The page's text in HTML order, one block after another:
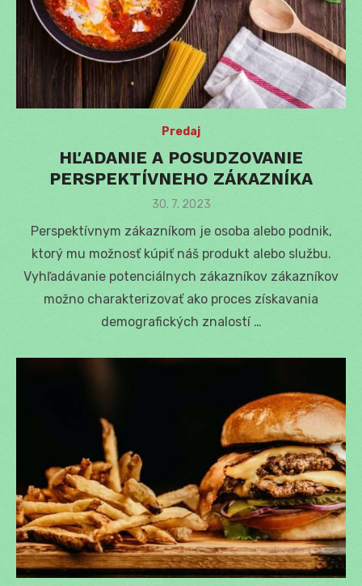
Predaj
HĽADANIE A POSUDZOVANIE
PERSPEKTÍVNEHO ZÁKAZNÍKA
Posted
30. 7. 2023
Perspektívnym zákazníkom je osoba alebo podnik,
ktorý mu možnosť kúpiť náš produkt alebo službu.
Vyhľadávanie potenciálnych zákazníkov zákazníkov
možno charakterizovať ako proces získavania
demografických znalostí …